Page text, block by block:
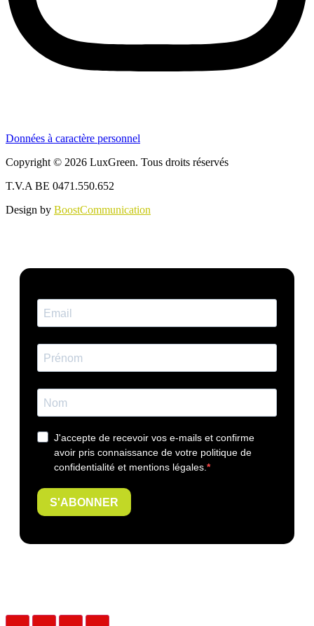
Données à caractère personnel
Copyright © 2026 LuxGreen. Tous droits réservés
T.V.A BE 0471.550.652
Design by BoostCommunication